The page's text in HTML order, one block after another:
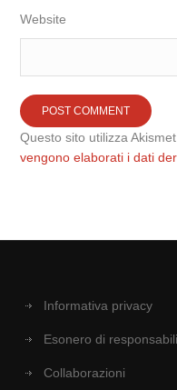
Website
Questo sito utilizza
vengono elaborati i dati
Informativa privacy
Esonero di
Collaborazioni